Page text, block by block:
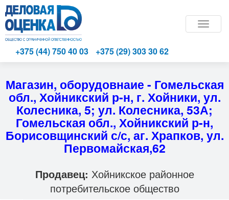
Toggle
+375 (44) 750 40 03
+375 (29) 303 30 62
Магазин, оборудовнаие - Гомельская
обл., Хойникский р-н, г. Хойники, ул.
Колесника, 5; ул. Колесника, 53А;
Гомельская обл., Хойникский р-н,
Борисовщинский с/с, аг. Храпков, ул.
Первомайская,62
Продавец: Хойникское районное
потребительское общество